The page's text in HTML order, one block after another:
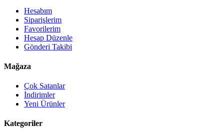
Hesabım
Siparişlerim
Favorilerim
Hesap Düzenle
Gönderi Takibi
Mağaza
Çok Satanlar
İndirimler
Yeni Ürünler
Kategoriler